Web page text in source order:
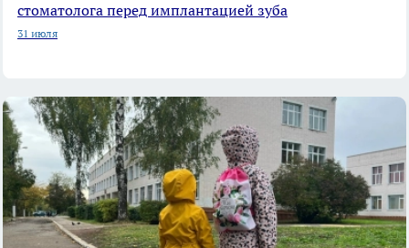
стоматолога перед имплантацией зуба
31 июля